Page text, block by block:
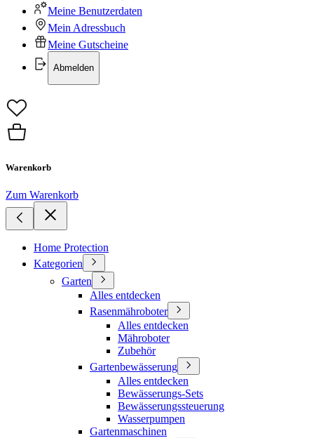
Meine Benutzerdaten
Mein Adressbuch
Meine Gutscheine
Abmelden
Warenkorb
Zum Warenkorb
Home Protection
Kategorien
Garten
Alles entdecken
Rasenmähroboter
Alles entdecken
Mähroboter
Zubehör
Gartenbewässerung
Alles entdecken
Bewässerungs-Sets
Bewässerungssteuerung
Wasserpumpen
Gartenmaschinen